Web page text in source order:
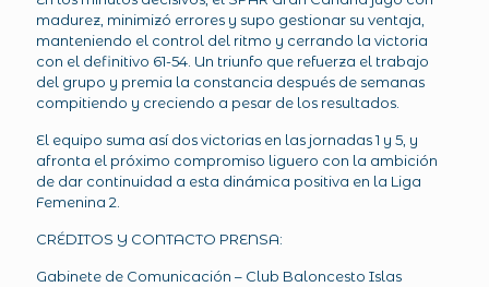
madurez, minimizó errores y supo gestionar su ventaja,
manteniendo el control del ritmo y cerrando la victoria
con el definitivo 61-54. Un triunfo que refuerza el trabajo
del grupo y premia la constancia después de semanas
compitiendo y creciendo a pesar de los resultados.
El equipo suma así dos victorias en las jornadas 1 y 5, y
afronta el próximo compromiso liguero con la ambición
de dar continuidad a esta dinámica positiva en la Liga
Femenina 2.
CRÉDITOS Y CONTACTO PRENSA:
Gabinete de Comunicación – Club Baloncesto Islas